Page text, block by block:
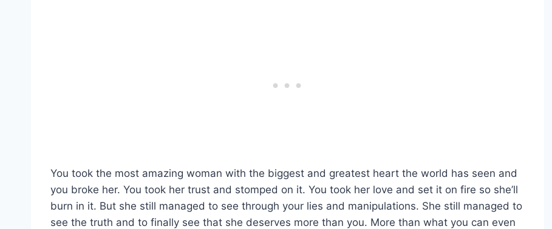
You took the most amazing woman with the biggest and greatest heart the world has seen and
you broke her. You took her trust and stomped on it. You took her love and set it on fire so she’ll
burn in it. But she still managed to see through your lies and manipulations. She still managed to
see the truth and to finally see that she deserves more than you. More than what you can even